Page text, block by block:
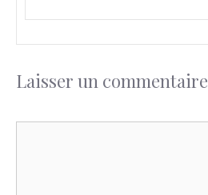
Laisser un commentaire